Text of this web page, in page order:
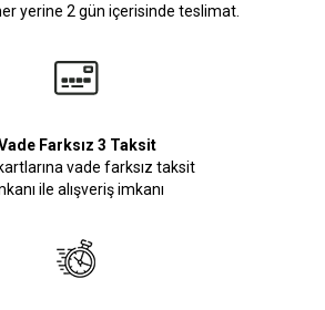
yerine 2 gün içerisinde teslimat.
Farksız 3 Taksit
vade farksız taksit
ile alışveriş imkanı